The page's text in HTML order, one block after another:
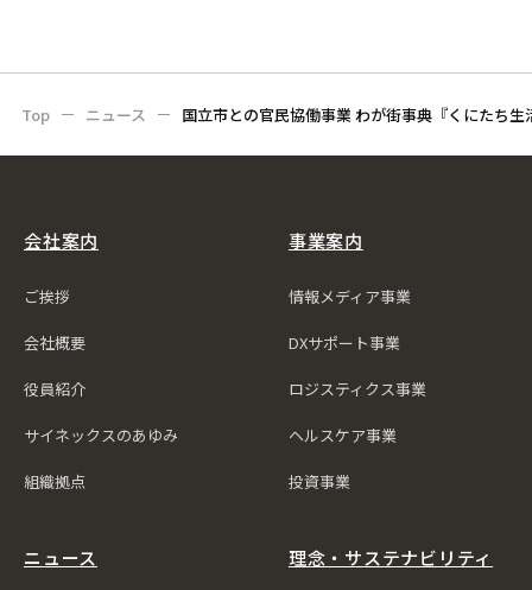
Top ニュース 国立市との官民協働事業 わが街事典『くにたち
会社案内
ご挨拶
会社概要
役員紹介
サイネックスのあゆみ
組織拠点
事業案内
情報メディア事業
DXサポート事業
ロジスティクス事業
ヘルスケア事業
投資事業
ニュース 理念・サステナビリティ